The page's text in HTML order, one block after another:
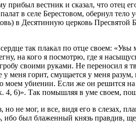
прибыл вестник и сказал, что
в селе Берестовом, обернул
в Десятинную церковь
так плакал по отце своем:
на кого я посмотрю, где я
своими руками. Не переносил
горит, смущается у меня
моем убиении. Если же он решится
6)». Так помышляя в уме своем,
не мог, и все, видя его в слезах,
ибо был блаженный князь правдив,